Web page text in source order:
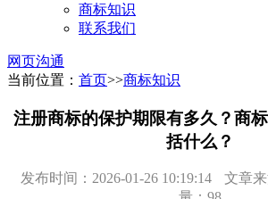
商标知识
联系我们
网页沟通
当前位置： 首页>>商标知识
注册商标的保护期限有多久？商
括什么？
发布时间：2026-01-26 10:19:14 文章